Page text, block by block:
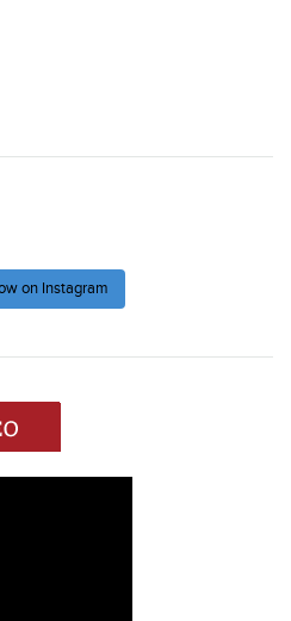
on Instagram